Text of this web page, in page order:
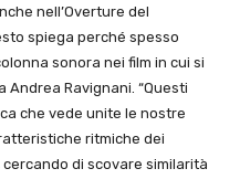
nell’Overture del
spiega perché spesso
sonora nei film in cui si
Andrea Ravignani. “Questi
che vede unite le nostre
ritmiche dei
di scovare similarità